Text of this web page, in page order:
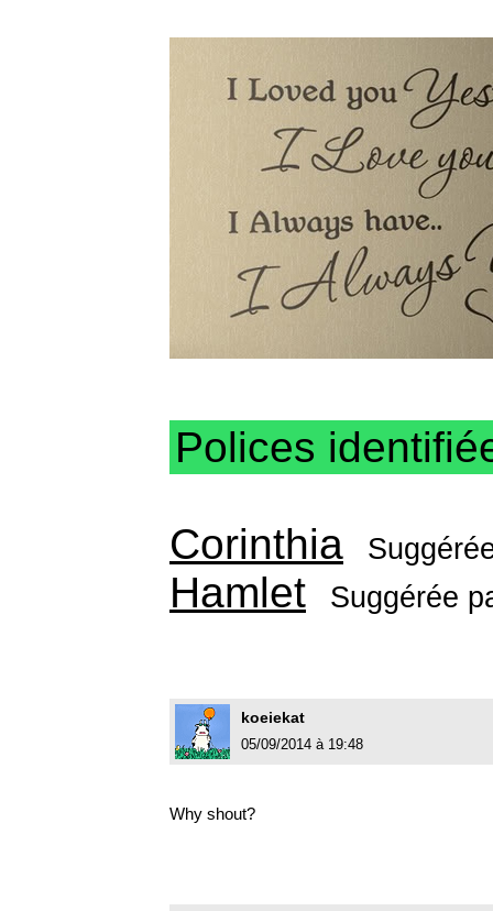
Polices
Corinthia
Hamlet Suggérée
koeiekat
05/09/2014 à 19:48
Why shout?